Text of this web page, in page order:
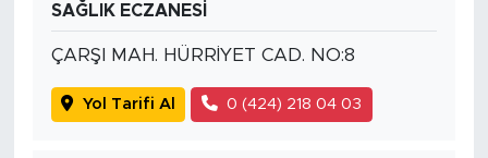
SAĞLIK ECZANESİ
ÇARŞI MAH. HÜRRİYET CAD. NO:8
Yol Tarifi Al 0 (424) 218 04 03